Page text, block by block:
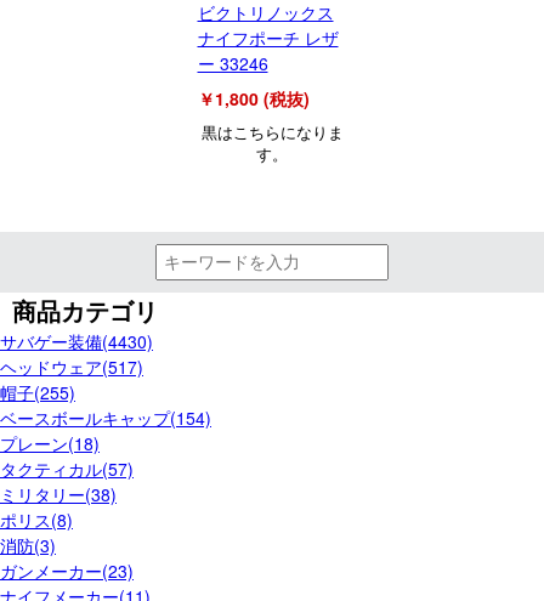
ビクトリノックス
ナイフポーチ レザ
ー 33246
￥1,800 (税抜)
黒はこちらになりま
す。
商品カテゴリ
サバゲー装備(4430)
ヘッドウェア(517)
帽子(255)
ベースボールキャップ(154)
プレーン(18)
タクティカル(57)
ミリタリー(38)
ポリス(8)
消防(3)
ガンメーカー(23)
ナイフメーカー(11)